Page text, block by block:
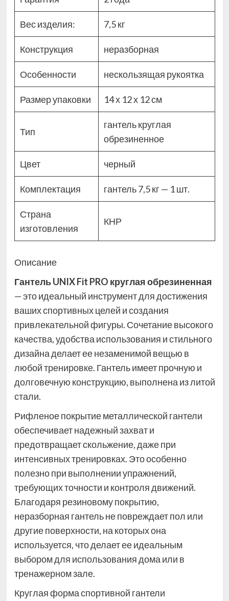
Вес изделия: 7,5 кг
Конструкция неразборная
Особенности нескользящая рукоятка
Размер упаковки 14 х 12 х 12 см
Тип
гантель круглая
обрезиненное
Цвет черный
Комплектация гантель 7,5 кг — 1 шт.
Страна
изготовления
КНР
Описание
Гантель UNIX Fit PRO круглая обрезиненная
— это идеальный инструмент для достижения
ваших спортивных целей и создания
привлекательной фигуры. Сочетание высокого
качества, удобства использования и стильного
дизайна делает ее незаменимой вещью в
любой тренировке. Гантель имеет прочную и
долговечную конструкцию, выполнена из литой
стали.
Рифленое покрытие металлической гантели
обеспечивает надежный захват и
предотвращает скольжение, даже при
интенсивных тренировках. Это особенно
полезно при выполнении упражнений,
требующих точности и контроля движений.
Благодаря резиновому покрытию,
неразборная гантель не повреждает пол или
другие поверхности, на которых она
используется, что делает ее идеальным
выбором для использования дома или в
тренажерном зале.
Круглая форма спортивной гантели